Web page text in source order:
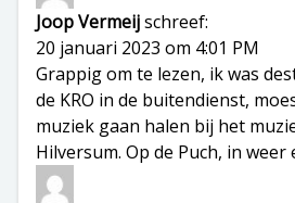
Joop Vermeijschreef:
20 januari 2023 om 4:01 PM
Grappig om te lezen, ik was
de KRO in de buitendienst,
muziek gaan halen bij het
Hilversum. Op de Puch, in weer